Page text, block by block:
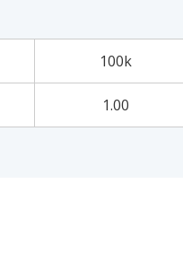
100k
1.00